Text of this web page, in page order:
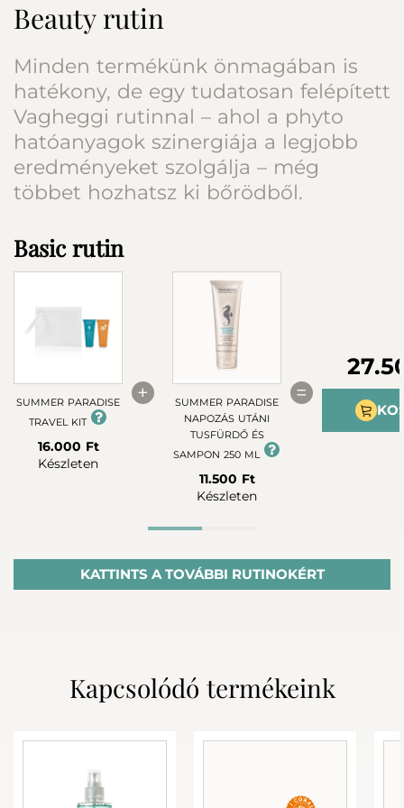
Beauty rutin
Minden termékünk önmagában is
hatékony, de egy tudatosan felépített
Vagheggi rutinnal – ahol a phyto
hatóanyagok szinergiája a legjobb
eredményeket szolgálja – még
többet hozhatsz ki bőrödből.
Basic rutin
SUMMER PARADISE
TRAVEL KIT
16.000 Ft
Készleten
+
SUMMER PARADISE
NAPOZÁS UTÁNI
TUSFÜRDŐ ÉS
SAMPON 250 ML
11.500 Ft
Készleten
=
Advanced rutin
16.000 Ft
Készleten
NAPOZÁS UTÁNI
NAPOZÁS
KATTINTS A TOVÁBBI RUTINOKÉRT
Kapcsolódó termékeink